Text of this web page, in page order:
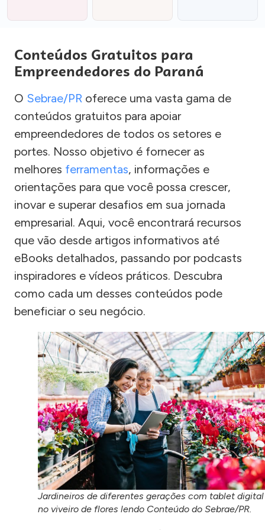
Conteúdos Gratuitos para
Empreendedores do Paraná
O Sebrae/PR oferece uma vasta gama de
conteúdos gratuitos para apoiar
empreendedores de todos os setores e
portes. Nosso objetivo é fornecer as
melhores ferramentas, informações e
orientações para que você possa crescer,
inovar e superar desafios em sua jornada
empresarial. Aqui, você encontrará recursos
que vão desde artigos informativos até
eBooks detalhados, passando por podcasts
inspiradores e vídeos práticos. Descubra
como cada um desses conteúdos pode
beneficiar o seu negócio.
Jardineiros de diferentes gerações com tablet digital
no viveiro de flores lendo Conteúdo do Sebrae/PR.